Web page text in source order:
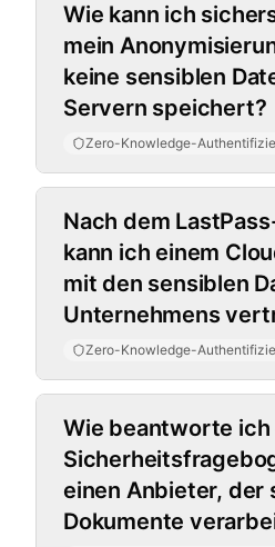
Wie kann ich
mein
keine sensiblen
Servern speichert?
Zero-Knowledge-
Nach dem
kann ich einem
mit den sensiblen
Unternehmens
Zero-Knowledge-
Wie beantworte ich
einen Anbieter, der
Dokumente